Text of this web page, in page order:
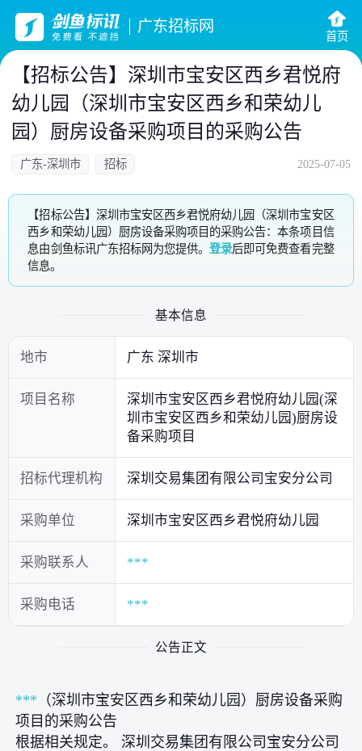
广东招标网
首页
【招标公告】深圳市宝安区西乡君悦府
幼儿园（深圳市宝安区西乡和荣幼儿
园）厨房设备采购项目的采购公告
广东-深圳市 招标 2025-07-05
【招标公告】深圳市宝安区西乡君悦府幼儿园（深圳市宝安区
西乡和荣幼儿园）厨房设备采购项目的采购公告：本条项目信
息由剑鱼标讯广东招标网为您提供。登录后即可免费查看完整
信息。
基本信息
地市 广东 深圳市
项目名称
深圳市宝安区西乡君悦府幼儿园(深
圳市宝安区西乡和荣幼儿园)厨房设
备采购项目
招标代理机构 深圳交易集团有限公司宝安分公司
采购单位 深圳市宝安区西乡君悦府幼儿园
采购联系人 ***
采购电话 ***
公告正文
*** （深圳市宝安区西乡和荣幼儿园）厨房设备采购
项目的采购公告
根据相关规定。 深圳交易集团有限公司宝安分公司